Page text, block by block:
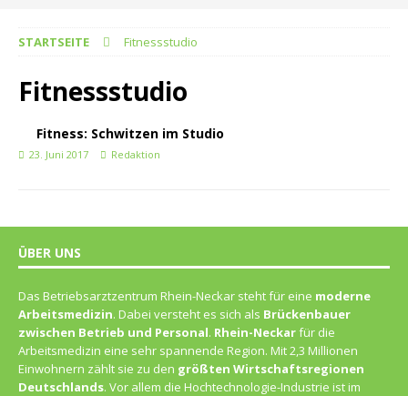
STARTSEITE Fitnessstudio
Fitnessstudio
Fitness: Schwitzen im Studio
23. Juni 2017 Redaktion
ÜBER UNS
Das Betriebsarztzentrum Rhein-Neckar steht für eine moderne
Arbeitsmedizin. Dabei versteht es sich als Brückenbauer
zwischen Betrieb und Personal. Rhein-Neckarfür die
Arbeitsmedizin eine sehr spannende Region. Mit 2,3 Millionen
Einwohnern zählt sie zu den größten Wirtschaftsregionen
Deutschlands. Vor allem die Hochtechnologie-Industrie ist im